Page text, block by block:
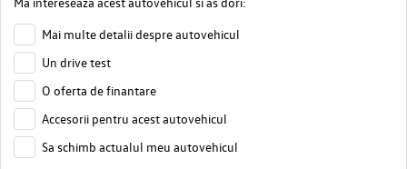
Mai multe detalii despre autovehicul
Un drive test
O oferta de finantare
Accesorii pentru acest autovehicul
Sa schimb actualul meu autovehicul